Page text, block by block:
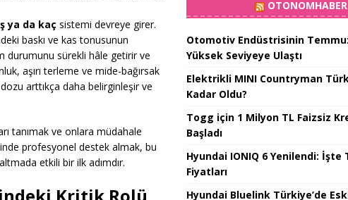
ya da kaç sistemi devreye girer.
baskı ve kas tonusunun
durumunu sürekli hâle getirir ve
aşırı terleme ve mide-bağırsak
arttıkça daha belirginleşir ve
tanımak ve onlara müdahale
profesyonel destek almak, bu
etkili bir ilk adımdır.
OTONOMHABER
Otomotiv Endüstrisinin
Yüksek Seviyeye Ulaştı
Elektrikli MINI Countryman
Kadar Oldu?
Togg için 1 Milyon TL Faizsiz
Başladı
Hyundai IONIQ 6 Yenilendi: İşte
Fiyatları
Hyundai Bluelink Türkiye’de